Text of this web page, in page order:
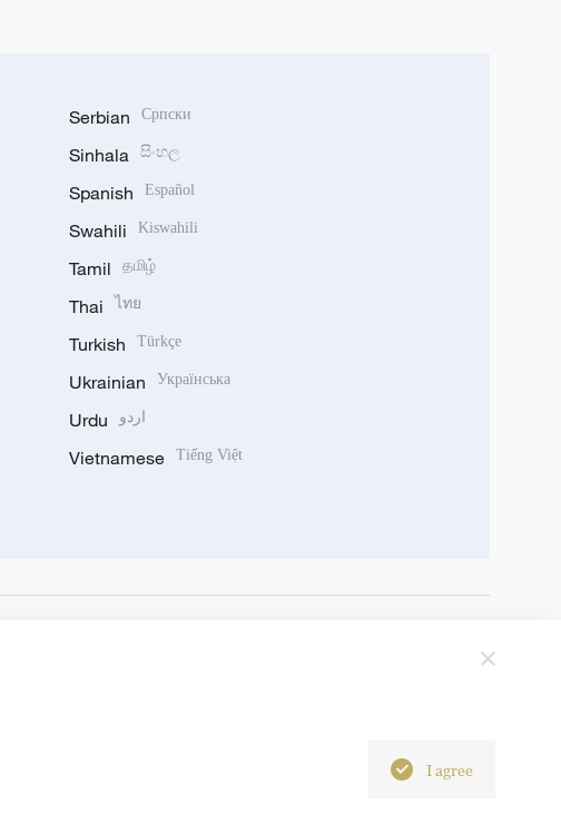
Serbian Српски
Sinhala සිංහල
Spanish Español
Swahili Kiswahili
Tamil தமிழ்
Thai ไทย
Turkish Türkçe
Ukrainian Українська
Urdu اردو
Vietnamese Tiếng Việt
I agree